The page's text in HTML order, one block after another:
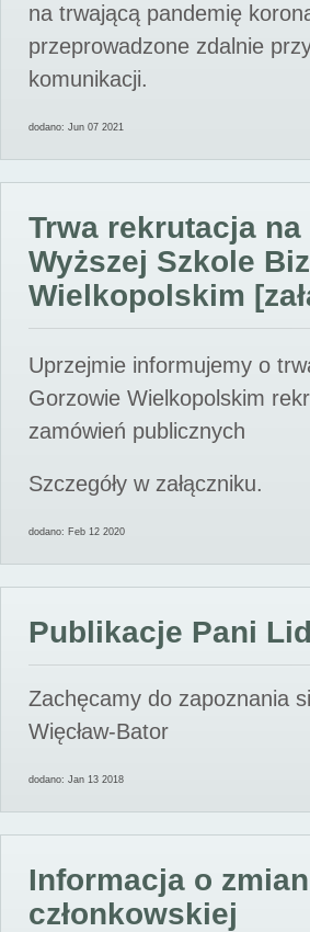
na trwającą pandemię
przeprowadzone zdalnie
komunikacji.
dodano: Jun 07 2021
Trwa rekrutacja
Wyższej Szkole
Wielkopolskim
Uprzejmie informujemy o
Gorzowie Wielkopolskim
zamówień publicznych
Szczegóły w załączniku.
dodano: Feb 12 2020
Publikacje Pani
Zachęcamy do zapoznania
Więcław-Bator
dodano: Jan 13 2018
Informacja o
członkowskiej